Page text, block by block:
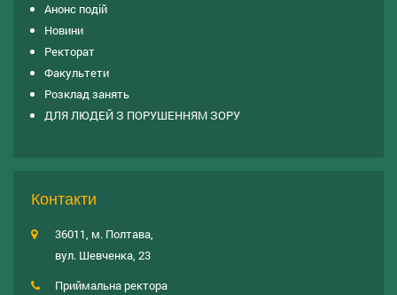
Анонс подій
Новини
Ректорат
Факультети
Розклад занять
ДЛЯ ЛЮДЕЙ З ПОРУШЕННЯМ ЗОРУ
Контакти
36011, м. Полтава,
вул. Шевченка, 23
Приймальна ректора